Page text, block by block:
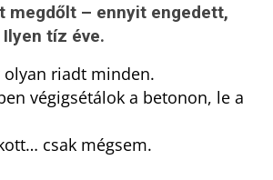
megdőlt – ennyit engedett,
tíz éve.
olyan riadt minden.
végigsétálok a betonon, le a
csak mégsem.